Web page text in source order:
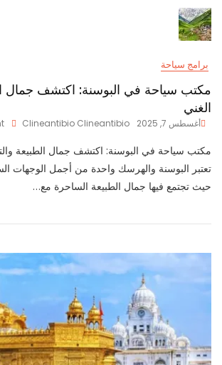
برامج سياحة
مكتب سياحة في البوسنة: اكتشف جمال
الغني
أغسطس 7, 2025 Clineantibio Clineantibio
مكتب سياحة في البوسنة: اكتشف جمال الطبيعة
تعتبر البوسنة والهرسك واحدة من أجمل الوجهات
حيث تجتمع فيها جمال الطبيعة الساحرة مع…